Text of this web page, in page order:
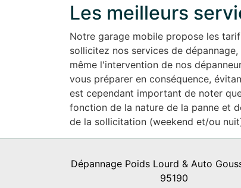
Les meilleurs
Notre garage mobile propose les
sollicitez nos services de
même l'intervention de nos
vous préparer en conséquence,
est cependant important de noter
fonction de la nature de la panne et
de la sollicitation (weekend et/ou
Dépannage Poids Lourd & Auto
95190